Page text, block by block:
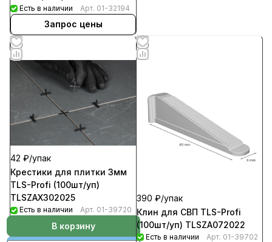
Есть в наличии Арт. 01-32194
Запрос цены
42 ₽/упак
Крестики для плитки 3мм
TLS-Profi (100шт/уп)
TLSZAX302025
Есть в наличии Арт. 01-39720
В корзину
390 ₽/упак
Клин для СВП TLS-Profi
(100шт/уп) TLSZA072022
Есть в наличии Арт. 01-39702